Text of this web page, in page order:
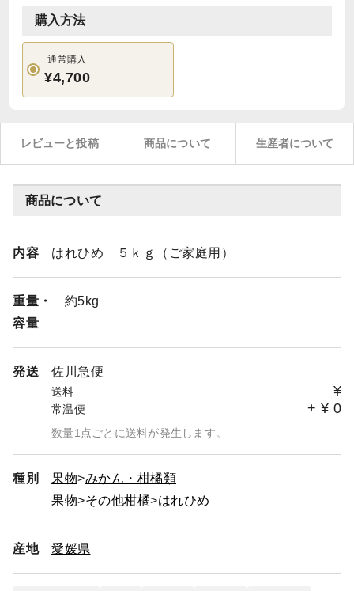
購入方法
通常購入
¥4,700
レビューと投稿 商品について 生産者について
商品について
内容 はれひめ ５ｋｇ（ご家庭用）
重量・
容量
約5kg
発送 佐川急便
送料 ¥
常温便 + ¥ 0
数量1点ごとに送料が発生します。
種別 果物
みかん・柑橘類
果物
その他柑橘 はれひめ
産地 愛媛県